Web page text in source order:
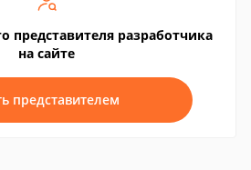
представителя разработчика
на сайте
представителем